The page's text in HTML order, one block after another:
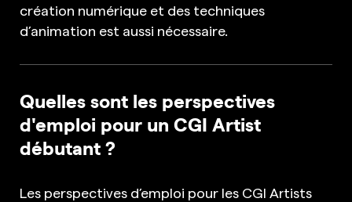
création numérique et des techniques
d’animation est aussi nécessaire.
Quelles sont les perspectives
d'emploi pour un CGI Artist
débutant ?
Les perspectives d’emploi pour les CGI Artists